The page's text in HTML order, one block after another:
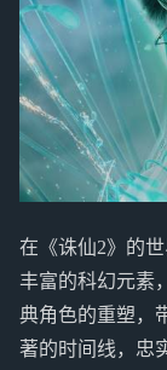
在《诛仙2》的
丰富的科幻元素
典角色的重塑，
著的时间线，忠